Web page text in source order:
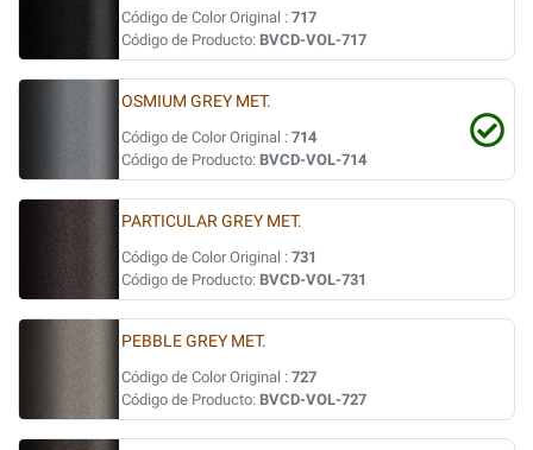
Código de Color Original : 717
Código de Producto: BVCD-VOL-717
OSMIUM GREY MET.
Código de Color Original : 714
Código de Producto: BVCD-VOL-714
PARTICULAR GREY MET.
Código de Color Original : 731
Código de Producto: BVCD-VOL-731
PEBBLE GREY MET.
Código de Color Original : 727
Código de Producto: BVCD-VOL-727